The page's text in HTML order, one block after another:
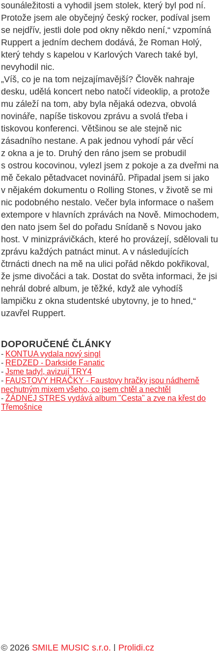
sounáležitosti a vyhodil jsem stolek, který byl pod ní.
Protože jsem ale obyčejný český rocker, podíval jsem
se nejdřív, jestli dole pod okny někdo není,“ vzpomíná
Ruppert a jedním dechem dodává, že Roman Holý,
který tehdy s kapelou v Karlových Varech také byl,
nevyhodil nic.
„Víš, co je na tom nejzajímavější? Člověk nahraje
desku, udělá koncert nebo natočí videoklip, a protože
mu záleží na tom, aby byla nějaká odezva, obvolá
novináře, napíše tiskovou zprávu a svolá třeba i
tiskovou konferenci. Většinou se ale stejně nic
zásadního nestane. A pak jednou vyhodí pár věcí
z okna a je to. Druhý den ráno jsem se probudil
s ostrou kocovinou, vylezl jsem z pokoje a za dveřmi na
mě čekalo pětadvacet novinářů. Připadal jsem si jako
v nějakém dokumentu o Rolling Stones, v životě se mi
nic podobného nestalo. Večer byla informace o našem
extempore v hlavních zprávách na Nově. Mimochodem,
den nato jsem šel do pořadu Snídaně s Novou jako
host. V minizprávičkách, které ho provázejí, sdělovali tu
zprávu každých patnáct minut. A v následujících
čtrnácti dnech na mě na ulici pořád někdo pokřikoval,
že jsme divočáci a tak. Dostat do světa informaci, že jsi
nehrál dobré album, je těžké, když ale vyhodíš
lampičku z okna studentské ubytovny, je to hned,“
uzavřel Ruppert.
DOPORUČENÉ ČLÁNKY
- KONTUA vydala nový singl
- REDZED - Darkside Fanatic
- Jsme tady!, avizují TRY4
- FAUSTOVY HRAČKY - Faustovy hračky jsou nádherně
nechutným mixem všeho, co jsem chtěl a nechtěl
- ŽÁDNEJ STRES vydává album "Cesta" a zve na křest do
Třemošnice
© 2026 SMILE MUSIC s.r.o. | Prolidi.cz